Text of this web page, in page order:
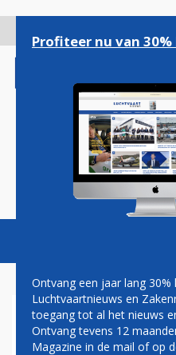
gaan
Magazine
BEN SMITH
Profiteer nu van
Ontvang een jaar lang
Luchtvaartnieuws en
toegang tot al het nieuws
Ontvang tevens 12
Magazine in de mail of op